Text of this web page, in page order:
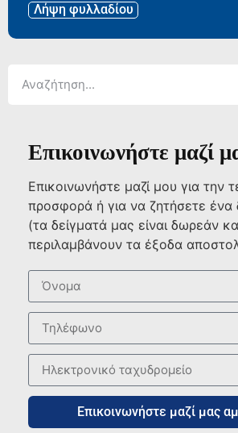
Λήψη φυλλαδίου
Επικοινωνήστε μαζί
Επικοινωνήστε μαζί μου για την
προσφορά ή για να ζητήσετε ένα
(τα δείγματά μας είναι δωρεάν
περιλαμβάνουν τα έξοδα
Επικοινωνήστε μαζί μας